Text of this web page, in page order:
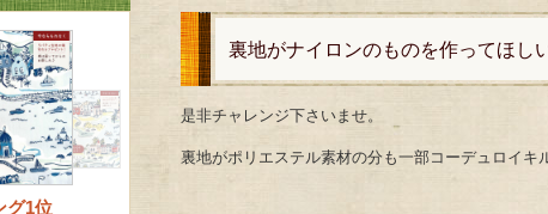
裏地がナイロンのものを作ってほし
是非チャレンジ下さいませ。
裏地がポリエステル素材の分も一部コーデュロイキ